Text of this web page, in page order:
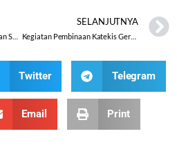
SELANJUTNYA
Kegiatan Pembinaan Katekis Gereja Katolik Paroki Santo Pius X Kabupaten Karanganyar Tahun 2023
Twitter Telegram
Email Print